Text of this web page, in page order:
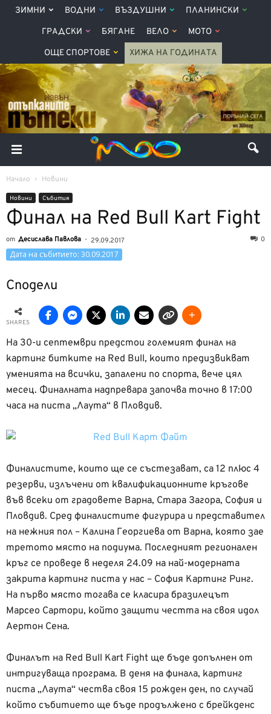
ЗИМНИ ВОДНИ ВЪЗДУШНИ ПЛАНИНСКИ
ГРАДСКИ БЯГАНЕ ВЕЛО МОТО
ОЩЕ СПОРТОВЕ ХИЖА НА ГОДИНАТА
Начало Новини
Новини Събития
Финал на Red Bull Kart Fight
от Десислава Павлова - 29.09.2017 0
Дата на събитието: 30.09.2017
Сподели
SHARES
На 30-и септември предстои големият финал на
картинг битките на Red Bull, които предизвикват
уменията на всички, запалени по спорта, вече цял
месец. Финалната надпревара започва точно в 17:00
часа на писта „Лаута“ в Пловдив.
Финалистите, които ще се състезават, са 12 плюс 4
резерви, излъчени от квалификационните кръгове
във всеки от градовете Варна, Стара Загора, София и
Пловдив. Сред финалистите фигурира и представител
на нежния пол – Калина Георгиева от Варна, която зае
третото място на подиума. Последният регионален
кръг се проведе в неделя 24.09 на най-модерната
закрита картинг писта у нас – София Картинг Ринг.
На първо място тогава се класира бразилецът
Марсео Сартори, който защити честта на своя идол
Аертон Сена.
Финалът на Red Bull Kart Fight ще бъде допълнен от
интригуваща програма. В деня на финала, картинг
писта „Лаута“ чества своя 15 рожден ден, по случай
който събитието ще бъде продължено с брейкденс